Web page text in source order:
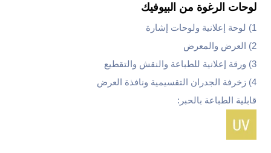
لوحات الرغوة من البيوفيك
1) لوحة إعلانية ولوحات إشارة
2) العرض والمعرض
3) ورقة إعلانية للطباعة والنقش والتقطيع
4) زخرفة الجدران التقسيمية ونافذة العرض
قابلية الطباعة بالحبر: